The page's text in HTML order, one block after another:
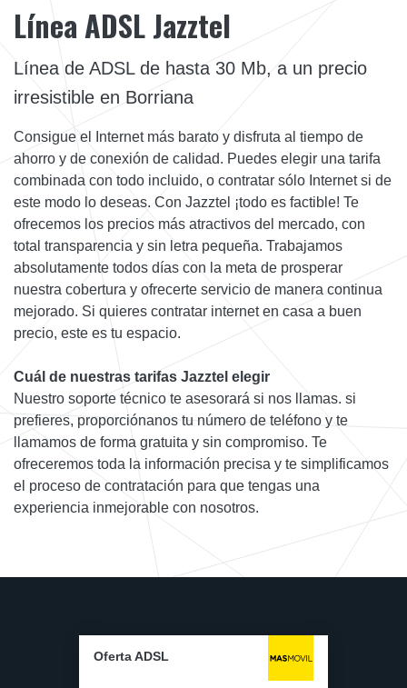
Línea ADSL Jazztel
Línea de ADSL de hasta 30 Mb, a un precio
irresistible en Borriana
Consigue el Internet más barato y disfruta al tiempo de
ahorro y de conexión de calidad. Puedes elegir una tarifa
combinada con todo incluido, o contratar sólo Internet si de
este modo lo deseas. Con Jazztel ¡todo es factible! Te
ofrecemos los precios más atractivos del mercado, con
total transparencia y sin letra pequeña. Trabajamos
absolutamente todos días con la meta de prosperar
nuestra cobertura y ofrecerte servicio de manera continua
mejorado. Si quieres contratar internet en casa a buen
precio, este es tu espacio.
Cuál de nuestras tarifas Jazztel elegir
Nuestro soporte técnico te asesorará si nos llamas. si
prefieres, proporciónanos tu número de teléfono y te
llamamos de forma gratuita y sin compromiso. Te
ofreceremos toda la información precisa y te simplificamos
el proceso de contratación para que tengas una
experiencia inmejorable con nosotros.
Oferta ADSL